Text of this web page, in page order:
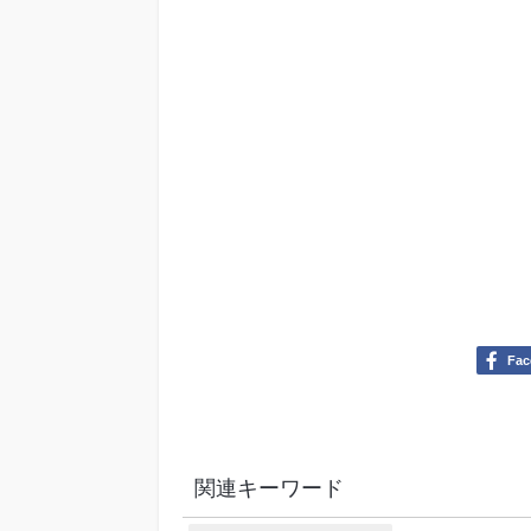
関連キーワード